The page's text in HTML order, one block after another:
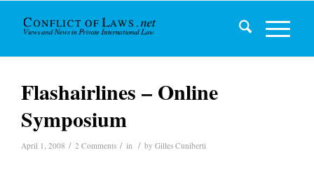
Flashairlines – Online
Symposium
April 1, 2008 / 2 Comments / in / by Gilles Cuniberti